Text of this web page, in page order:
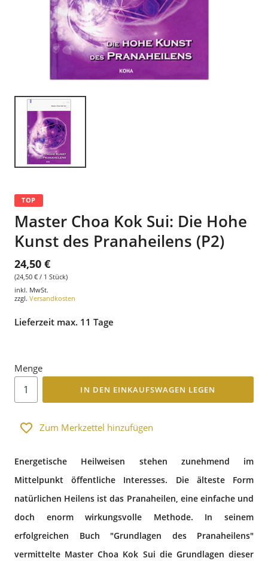
TOP
Master Choa Kok Sui: Die Hohe
Kunst des Pranaheilens (P2)
24,50 €
(24,50 € / 1 Stück)
inkl. MwSt.
zzgl. Versandkosten
Lieferzeit max. 11 Tage
Menge
IN DEN EINKAUFSWAGEN LEGEN
Zum Merkzettel hinzufügen
Energetische Heilweisen stehen zunehmend im
Mittelpunkt öffentliche Interesses. Die älteste Form
natürlichen Heilens ist das Pranaheilen, eine einfache und
doch enorm wirkungsvolle Methode. In seinem
erfolgreichen Buch "Grundlagen des Pranaheilens"
vermittelte Master Choa Kok Sui die Grundlagen dieser